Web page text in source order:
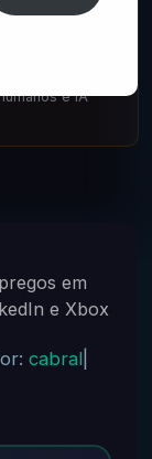
Kurzweil
e IA
em
e Xbox
cabral|